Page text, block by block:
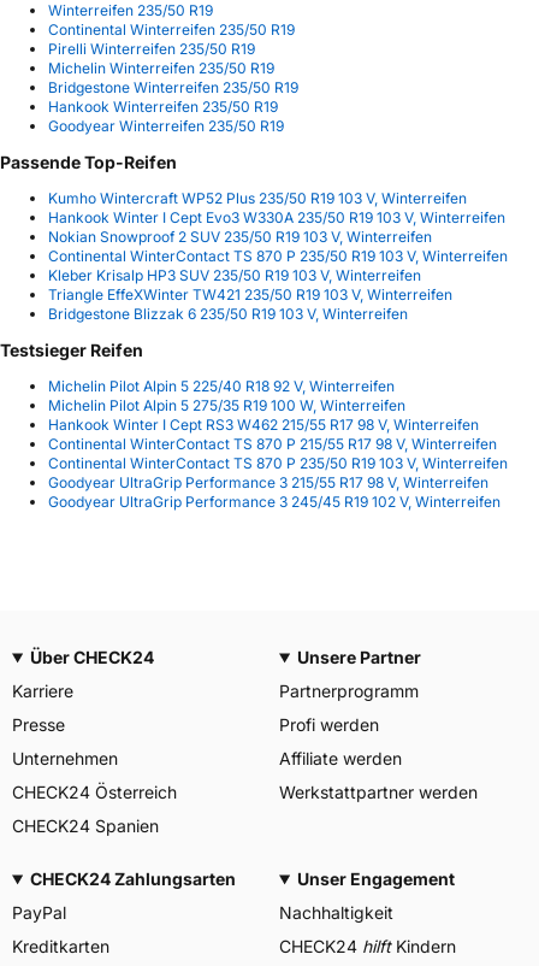
Winterreifen 235/50 R19
Continental Winterreifen 235/50 R19
Pirelli Winterreifen 235/50 R19
Michelin Winterreifen 235/50 R19
Bridgestone Winterreifen 235/50 R19
Hankook Winterreifen 235/50 R19
Goodyear Winterreifen 235/50 R19
Passende Top-Reifen
Kumho Wintercraft WP52 Plus 235/50 R19 103 V, Winterreifen
Hankook Winter I Cept Evo3 W330A 235/50 R19 103 V, Winterreifen
Nokian Snowproof 2 SUV 235/50 R19 103 V, Winterreifen
Continental WinterContact TS 870 P 235/50 R19 103 V, Winterreifen
Kleber Krisalp HP3 SUV 235/50 R19 103 V, Winterreifen
Triangle EffeXWinter TW421 235/50 R19 103 V, Winterreifen
Bridgestone Blizzak 6 235/50 R19 103 V, Winterreifen
Testsieger Reifen
Michelin Pilot Alpin 5 225/40 R18 92 V, Winterreifen
Michelin Pilot Alpin 5 275/35 R19 100 W, Winterreifen
Hankook Winter I Cept RS3 W462 215/55 R17 98 V, Winterreifen
Continental WinterContact TS 870 P 215/55 R17 98 V, Winterreifen
Continental WinterContact TS 870 P 235/50 R19 103 V, Winterreifen
Goodyear UltraGrip Performance 3 215/55 R17 98 V, Winterreifen
Goodyear UltraGrip Performance 3 245/45 R19 102 V, Winterreifen
Über CHECK24
Karriere
Presse
Unternehmen
CHECK24 Österreich
CHECK24 Spanien
Unsere Partner
Partnerprogramm
Profi werden
Affiliate werden
Werkstattpartner werden
CHECK24 Zahlungsarten
PayPal
Kreditkarten
Unser Engagement
Nachhaltigkeit
CHECK24 hilftKindern